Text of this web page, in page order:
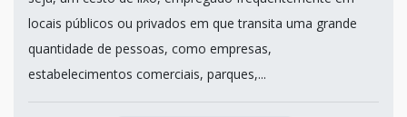
locais públicos ou privados em que transita uma grande
quantidade de pessoas, como empresas,
estabelecimentos comerciais, parques,...